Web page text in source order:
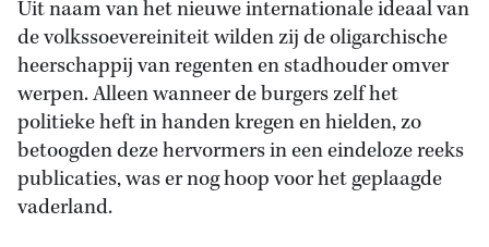
Uit naam van het nieuwe internationale ideaal van
de volkssoevereiniteit wilden zij de oligarchische
heerschappij van regenten en stadhouder omver
werpen. Alleen wanneer de burgers zelf het
politieke heft in handen kregen en hielden, zo
betoogden deze hervormers in een eindeloze reeks
publicaties, was er nog hoop voor het geplaagde
vaderland.